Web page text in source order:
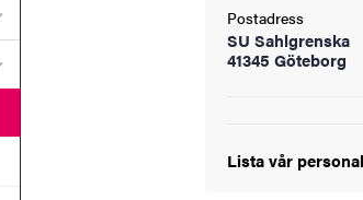
Undermeny för Organisation
Undermeny för Vision och värderingar
Postadress
SU Sahlgrenska
41345 Göteborg
Lista vår personal